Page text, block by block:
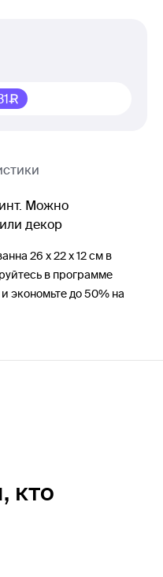
Можно
декор
26 х 22 х 12 см в
в программе
экономьте до 50% на
кто